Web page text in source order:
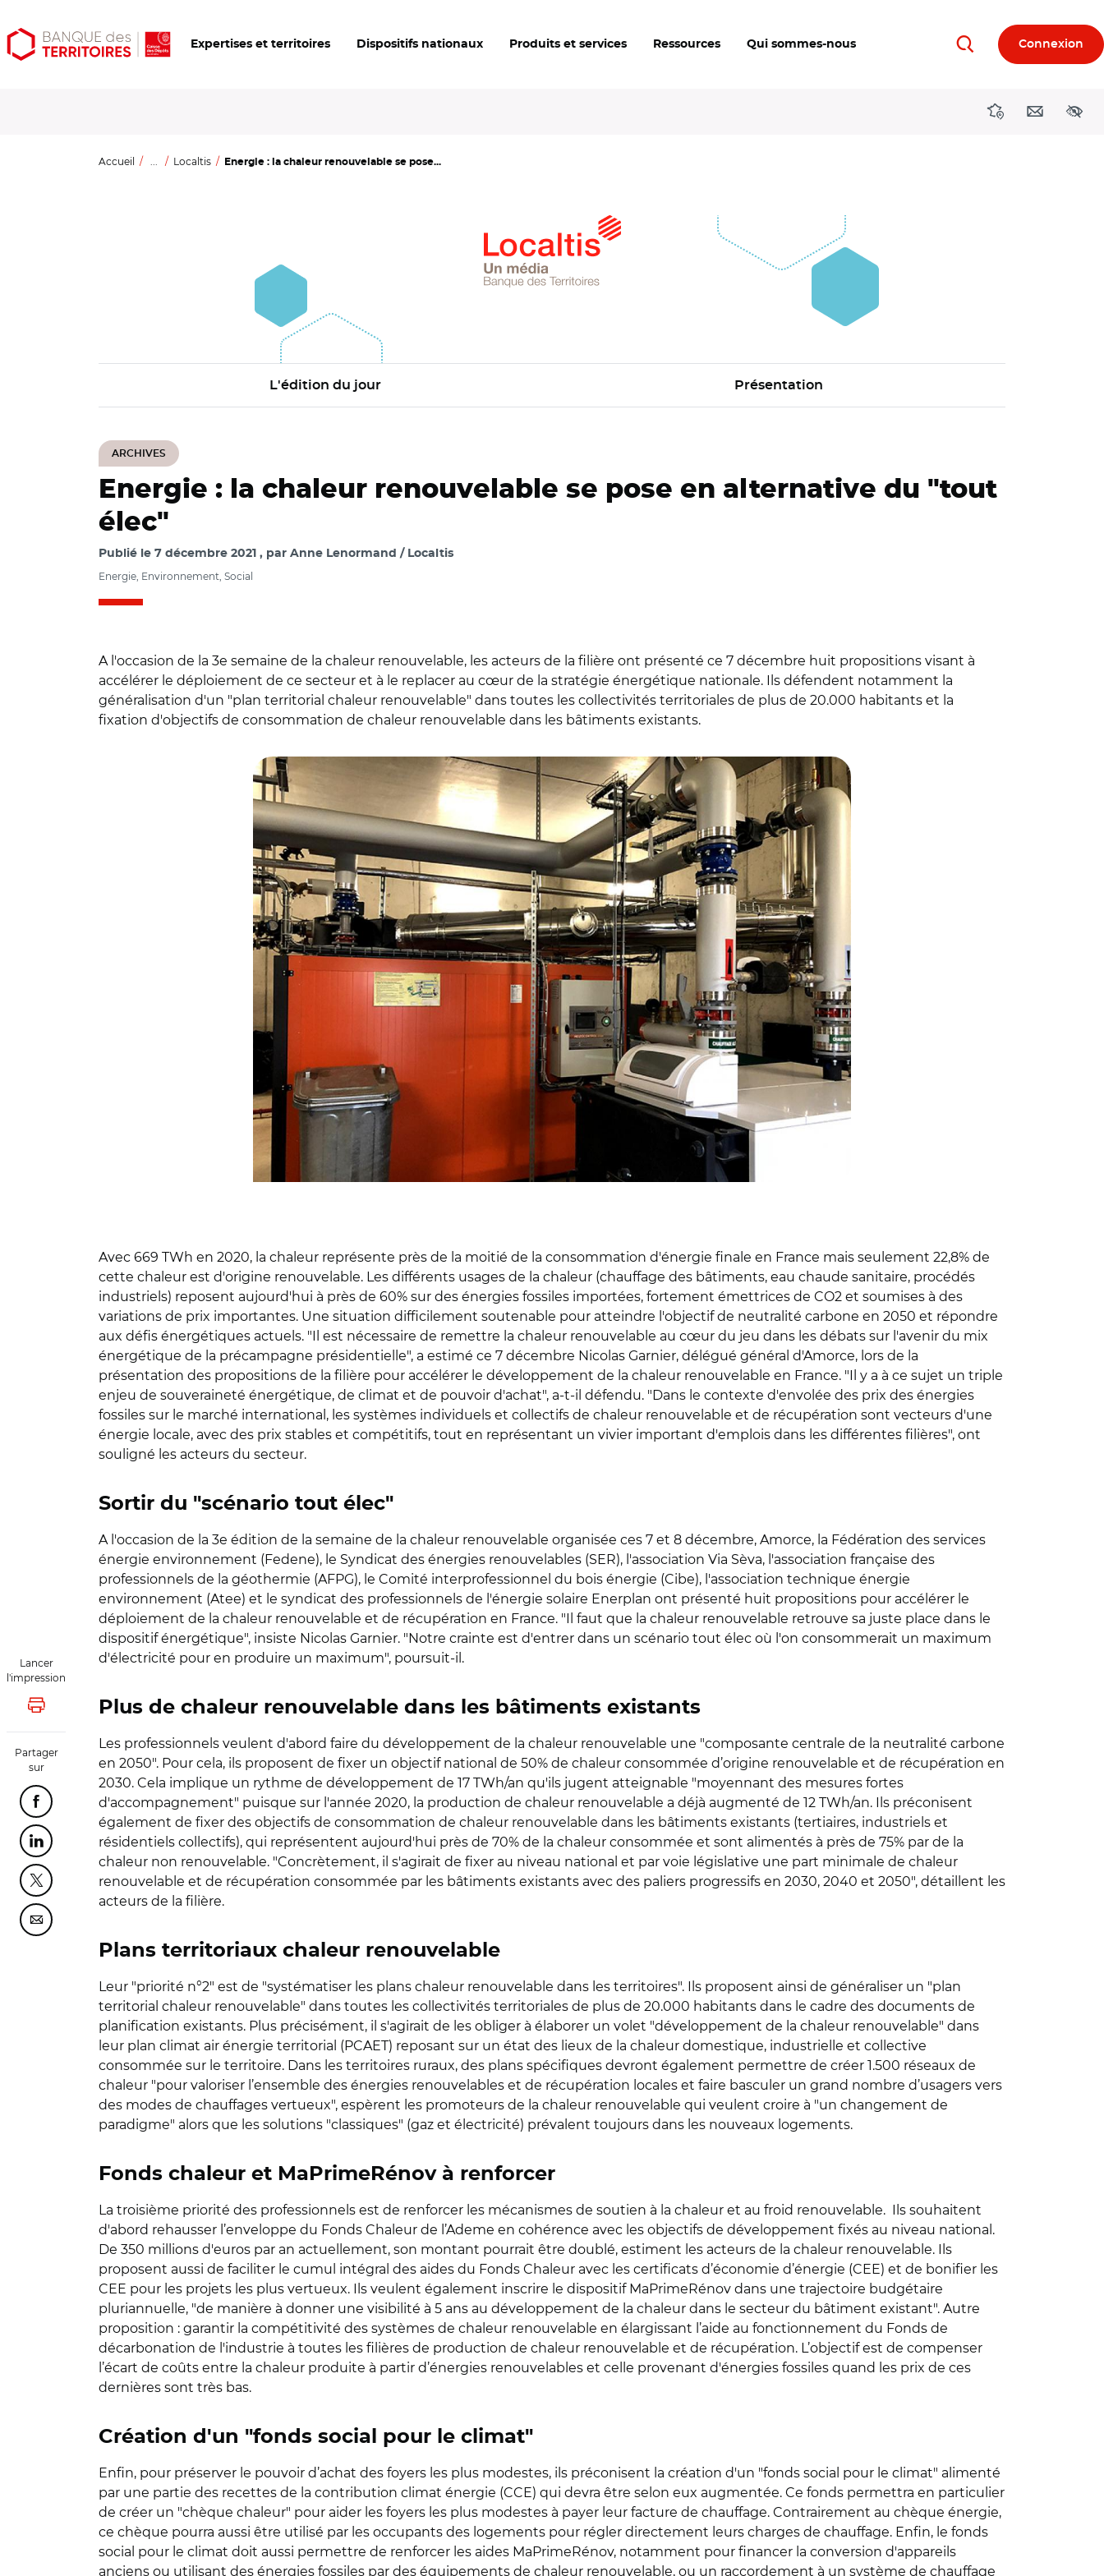
Aller
au
Aller
au
Ouvrir
les
Expertises et territoires Dispositifs nationaux Produits et services Ressources Qui sommes-nous RechercherConnexion
DirectionsContact
Accueil ... Localtis Energie : la chaleur renouvelable se pose...
L'édition du jour Présentation
ARCHIVES
Lancer
l'impression
Lancer l'impression
Partager
sur
Partager cette page sur Facebook
Partager cette page sur Linkedin
Partager cette page sur Twitter
Partager cette page sur Courriel
Energie : la chaleur renouvelable se pose en alternative du "tout
élec"
Publié le 7 décembre 2021 par Anne Lenormand / Localtis
Energie, Environnement, Social
A l'occasion de la 3e semaine de la chaleur renouvelable, les acteurs de la filière ont présenté ce 7 décembre huit propositions visant à
accélérer le déploiement de ce secteur et à le replacer au cœur de la stratégie énergétique nationale. Ils défendent notamment la
généralisation d'un "plan territorial chaleur renouvelable" dans toutes les collectivités territoriales de plus de 20.000 habitants et la
fixation d'objectifs de consommation de chaleur renouvelable dans les bâtiments existants.
Avec 669 TWh en 2020, la chaleur représente près de la moitié de la consommation d'énergie finale en France mais seulement 22,8% de
cette chaleur est d'origine renouvelable. Les différents usages de la chaleur (chauffage des bâtiments, eau chaude sanitaire, procédés
industriels) reposent aujourd'hui à près de 60% sur des énergies fossiles importées, fortement émettrices de CO2 et soumises à des
variations de prix importantes. Une situation difficilement soutenable pour atteindre l'objectif de neutralité carbone en 2050 et répondre
aux défis énergétiques actuels. "Il est nécessaire de remettre la chaleur renouvelable au cœur du jeu dans les débats sur l'avenir du mix
énergétique de la précampagne présidentielle", a estimé ce 7 décembre Nicolas Garnier, délégué général d'Amorce, lors de la
présentation des propositions de la filière pour accélérer le développement de la chaleur renouvelable en France. "Il y a à ce sujet un triple
enjeu de souveraineté énergétique, de climat et de pouvoir d'achat", a-t-il défendu. "Dans le contexte d'envolée des prix des énergies
fossiles sur le marché international, les systèmes individuels et collectifs de chaleur renouvelable et de récupération sont vecteurs d'une
énergie locale, avec des prix stables et compétitifs, tout en représentant un vivier important d'emplois dans les différentes filières", ont
souligné les acteurs du secteur.
Sortir du "scénario tout élec"
A l'occasion de la 3e édition de la semaine de la chaleur renouvelable organisée ces 7 et 8 décembre, Amorce, la Fédération des services
énergie environnement (Fedene), le Syndicat des énergies renouvelables (SER), l'association Via Sèva, l'association française des
professionnels de la géothermie (AFPG), le Comité interprofessionnel du bois énergie (Cibe), l'association technique énergie
environnement (Atee) et le syndicat des professionnels de l'énergie solaire Enerplan ont présenté huit propositions pour accélérer le
déploiement de la chaleur renouvelable et de récupération en France. "Il faut que la chaleur renouvelable retrouve sa juste place dans le
dispositif énergétique", insiste Nicolas Garnier. "Notre crainte est d'entrer dans un scénario tout élec où l'on consommerait un maximum
d'électricité pour en produire un maximum", poursuit-il.
Plus de chaleur renouvelable dans les bâtiments existants
Les professionnels veulent d'abord faire du développement de la chaleur renouvelable une "composante centrale de la neutralité carbone
en 2050". Pour cela, ils proposent de fixer un objectif national de 50% de chaleur consommée d’origine renouvelable et de récupération en
2030. Cela implique un rythme de développement de 17 TWh/an qu'ils jugent atteignable "moyennant des mesures fortes
d'accompagnement" puisque sur l'année 2020, la production de chaleur renouvelable a déjà augmenté de 12 TWh/an. Ils préconisent
également de fixer des objectifs de consommation de chaleur renouvelable dans les bâtiments existants (tertiaires, industriels et
résidentiels collectifs), qui représentent aujourd'hui près de 70% de la chaleur consommée et sont alimentés à près de 75% par de la
chaleur non renouvelable. "Concrètement, il s'agirait de fixer au niveau national et par voie législative une part minimale de chaleur
renouvelable et de récupération consommée par les bâtiments existants avec des paliers progressifs en 2030, 2040 et 2050", détaillent les
acteurs de la filière.
Plans territoriaux chaleur renouvelable
Leur "priorité n°2" est de "systématiser les plans chaleur renouvelable dans les territoires". Ils proposent ainsi de généraliser un "plan
territorial chaleur renouvelable" dans toutes les collectivités territoriales de plus de 20.000 habitants dans le cadre des documents de
planification existants. Plus précisément, il s'agirait de les obliger à élaborer un volet "développement de la chaleur renouvelable" dans
leur plan climat air énergie territorial (PCAET) reposant sur un état des lieux de la chaleur domestique, industrielle et collective
consommée sur le territoire. Dans les territoires ruraux, des plans spécifiques devront également permettre de créer 1.500 réseaux de
chaleur "pour valoriser l’ensemble des énergies renouvelables et de récupération locales et faire basculer un grand nombre d’usagers vers
des modes de chauffages vertueux", espèrent les promoteurs de la chaleur renouvelable qui veulent croire à "un changement de
paradigme" alors que les solutions "classiques" (gaz et électricité) prévalent toujours dans les nouveaux logements.
Fonds chaleur et MaPrimeRénov à renforcer
La troisième priorité des professionnels est de renforcer les mécanismes de soutien à la chaleur et au froid renouvelable. Ils souhaitent
d'abord rehausser l’enveloppe du Fonds Chaleur de l’Ademe en cohérence avec les objectifs de développement fixés au niveau national.
De 350 millions d'euros par an actuellement, son montant pourrait être doublé, estiment les acteurs de la chaleur renouvelable. Ils
proposent aussi de faciliter le cumul intégral des aides du Fonds Chaleur avec les certificats d’économie d’énergie (CEE) et de bonifier les
CEE pour les projets les plus vertueux. Ils veulent également inscrire le dispositif MaPrimeRénov dans une trajectoire budgétaire
pluriannuelle, "de manière à donner une visibilité à 5 ans au développement de la chaleur dans le secteur du bâtiment existant". Autre
proposition : garantir la compétitivité des systèmes de chaleur renouvelable en élargissant l’aide au fonctionnement du Fonds de
décarbonation de l'industrie à toutes les filières de production de chaleur renouvelable et de récupération. L’objectif est de compenser
l’écart de coûts entre la chaleur produite à partir d’énergies renouvelables et celle provenant d'énergies fossiles quand les prix de ces
dernières sont très bas.
Création d'un "fonds social pour le climat"
Enfin, pour préserver le pouvoir d’achat des foyers les plus modestes, ils préconisent la création d'un "fonds social pour le climat" alimenté
par une partie des recettes de la contribution climat énergie (CCE) qui devra être selon eux augmentée. Ce fonds permettra en particulier
de créer un "chèque chaleur" pour aider les foyers les plus modestes à payer leur facture de chauffage. Contrairement au chèque énergie,
ce chèque pourra aussi être utilisé par les occupants des logements pour régler directement leurs charges de chauffage. Enfin, le fonds
social pour le climat doit aussi permettre de renforcer les aides MaPrimeRénov, notamment pour financer la conversion d'appareils
anciens ou utilisant des énergies fossiles par des équipements de chaleur renouvelable, ou un raccordement à un système de chauffage